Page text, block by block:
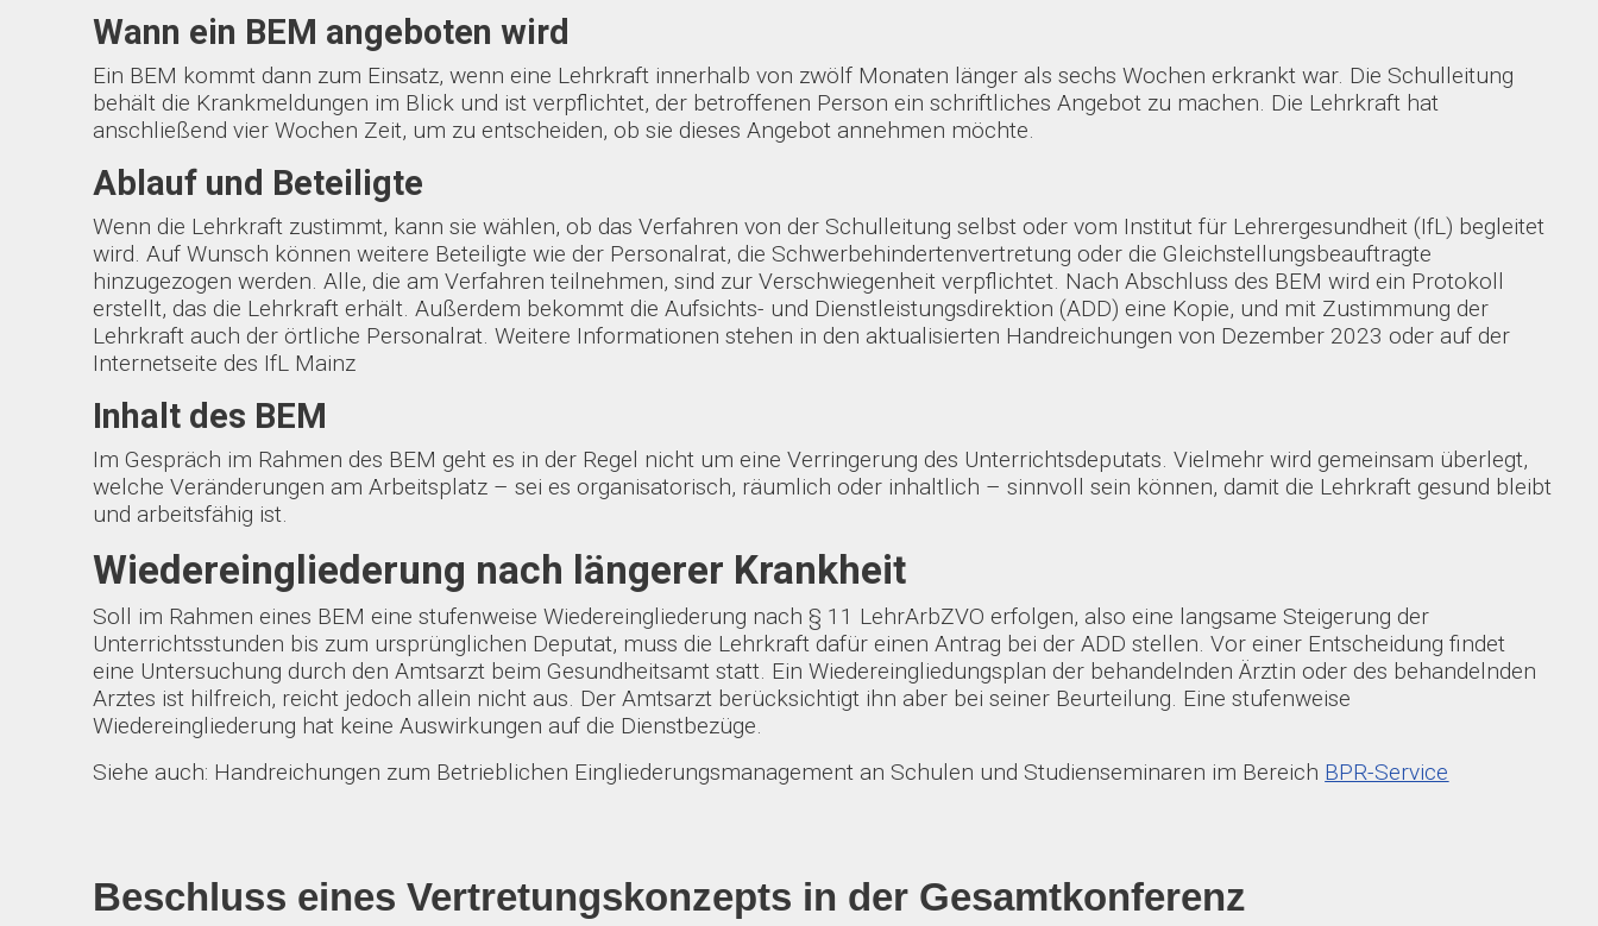
Wann ein BEM angeboten wird
Ein BEM kommt dann zum Einsatz, wenn eine Lehrkraft innerhalb von zwölf Monaten länger als sechs Wochen erkrankt war. Die Schulleitung
behält die Krankmeldungen im Blick und ist verpflichtet, der betroffenen Person ein schriftliches Angebot zu machen. Die Lehrkraft hat
anschließend vier Wochen Zeit, um zu entscheiden, ob sie dieses Angebot annehmen möchte.
Ablauf und Beteiligte
Wenn die Lehrkraft zustimmt, kann sie wählen, ob das Verfahren von der Schulleitung selbst oder vom Institut für Lehrergesundheit (IfL) begleitet
wird. Auf Wunsch können weitere Beteiligte wie der Personalrat, die Schwerbehindertenvertretung oder die Gleichstellungsbeauftragte
hinzugezogen werden. Alle, die am Verfahren teilnehmen, sind zur Verschwiegenheit verpflichtet. Nach Abschluss des BEM wird ein Protokoll
erstellt, das die Lehrkraft erhält. Außerdem bekommt die Aufsichts- und Dienstleistungsdirektion (ADD) eine Kopie, und mit Zustimmung der
Lehrkraft auch der örtliche Personalrat. Weitere Informationen stehen in den aktualisierten Handreichungen von Dezember 2023 oder auf der
Internetseite des IfL Mainz
Inhalt des BEM
Im Gespräch im Rahmen des BEM geht es in der Regel nicht um eine Verringerung des Unterrichtsdeputats. Vielmehr wird gemeinsam überlegt,
welche Veränderungen am Arbeitsplatz – sei es organisatorisch, räumlich oder inhaltlich – sinnvoll sein können, damit die Lehrkraft gesund bleibt
und arbeitsfähig ist.
Wiedereingliederung nach längerer Krankheit
Soll im Rahmen eines BEM eine stufenweise Wiedereingliederung nach § 11 LehrArbZVO erfolgen, also eine langsame Steigerung der
Unterrichtsstunden bis zum ursprünglichen Deputat, muss die Lehrkraft dafür einen Antrag bei der ADD stellen. Vor einer Entscheidung findet
eine Untersuchung durch den Amtsarzt beim Gesundheitsamt statt. Ein Wiedereingliedungsplan der behandelnden Ärztin oder des behandelnden
Arztes ist hilfreich, reicht jedoch allein nicht aus. Der Amtsarzt berücksichtigt ihn aber bei seiner Beurteilung. Eine stufenweise
Wiedereingliederung hat keine Auswirkungen auf die Dienstbezüge.
Siehe auch: Handreichungen zum Betrieblichen Eingliederungsmanagement an Schulen und Studienseminaren im Bereich BPR-Service
Beschluss eines Vertretungskonzepts in der Gesamtkonferenz